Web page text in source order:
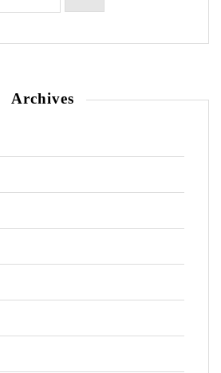
Archives